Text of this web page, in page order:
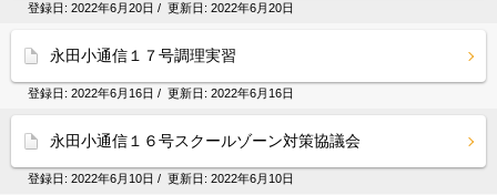
登録日: 2022年6月20日 / 更新日: 2022年6月20日
永田小通信１７号調理実習
登録日: 2022年6月16日 / 更新日: 2022年6月16日
永田小通信１６号スクールゾーン対策協議会
登録日: 2022年6月10日 / 更新日: 2022年6月10日